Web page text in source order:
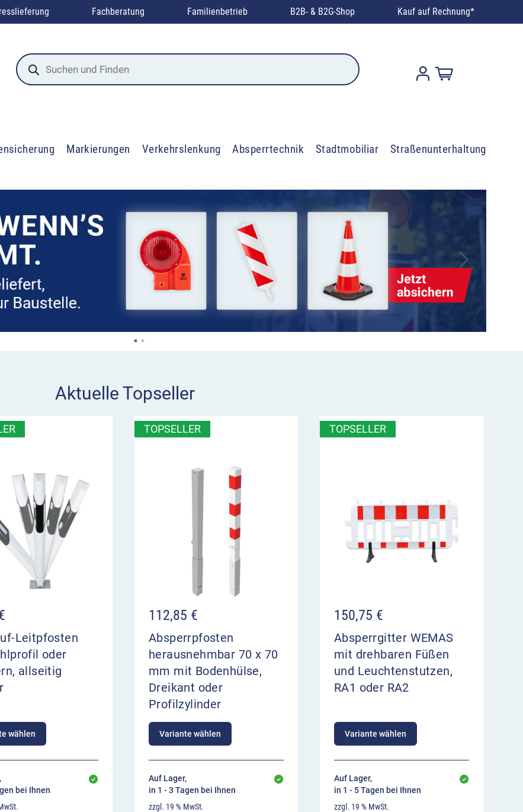
Fachberatung Familienbetrieb B2B- & B2G-Shop Kauf auf Rechnung*
Products
search
Markierungen Verkehrslenkung Absperrtechnik Stadtmobiliar Straßenunterhaltung
Aktuelle Topseller
Leitpfosten
oder
allseitig
wählen
bei Ihnen
TOPSELLER
112,85 €
Absperrpfosten
herausnehmbar 70 x 70
mm mit Bodenhülse,
Dreikant oder
Profilzylinder
Variante wählen
Auf Lager,
in 1 - 3 Tagen bei Ihnen
zzgl. 19 % MwSt.
TOPSELLER
150,75 €
Absperrgitter WEMAS
mit drehbaren Füßen
und Leuchtenstutzen,
RA1 oder RA2
Variante wählen
Auf Lager,
in 1 - 5 Tagen bei Ihnen
zzgl. 19 % MwSt.